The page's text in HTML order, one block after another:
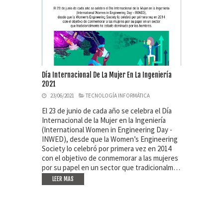
Día Internacional De La Mujer En La Ingeniería
2021
23/06/2021 TECNOLOGÍA INFORMÁTICA
El 23 de junio de cada año se celebra el Día
Internacional de la Mujer en la Ingeniería
(International Women in Engineering Day -
INWED), desde que la Women’s Engineering
Society lo celebró por primera vez en 2014
con el objetivo de conmemorar a las mujeres
por su papel en un sector que tradicionalm…
LEER MAS